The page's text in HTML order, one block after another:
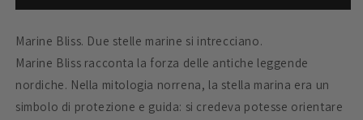
Marine Bliss. Due stelle marine si intrecciano.
Marine Bliss racconta la forza delle antiche leggende
nordiche. Nella mitologia norrena, la stella marina era un
simbolo di protezione e guida: si credeva potesse orientare